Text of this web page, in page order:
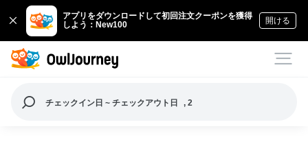
アプリをダウンロードして初回注文クーポンを獲得
しよう：New100
開ける
チェックイン日 ~ チェックアウト日 , 2